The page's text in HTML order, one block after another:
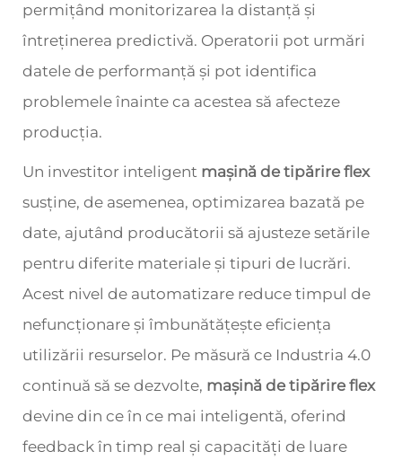
permițând monitorizarea la distanță și
întreținerea predictivă. Operatorii pot urmări
datele de performanță și pot identifica
problemele înainte ca acestea să afecteze
producția.
Un investitor inteligent mașină de tipărire flex
susține, de asemenea, optimizarea bazată pe
date, ajutând producătorii să ajusteze setările
pentru diferite materiale și tipuri de lucrări.
Acest nivel de automatizare reduce timpul de
nefuncționare și îmbunătățește eficiența
utilizării resurselor. Pe măsură ce Industria 4.0
continuă să se dezvolte, mașină de tipărire flex
devine din ce în ce mai inteligentă, oferind
feedback în timp real și capacități de luare